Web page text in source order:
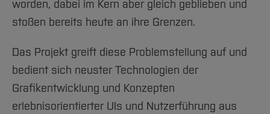
worden, dabei im Kern aber gleich geblieben und
stoßen bereits heute an ihre Grenzen.
Das Projekt greift diese Problemstellung auf und
bedient sich neuster Technologien der
Grafikentwicklung und Konzepten
erlebnisorientierter UIs und Nutzerführung aus